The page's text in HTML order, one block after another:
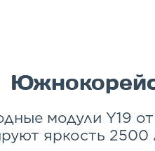
модули Y19
яркость